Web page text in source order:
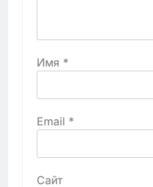
Имя *
Email *
Сайт